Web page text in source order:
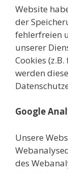
Website
der
fehlerfreien
unserer
Cookies
werden
Google
Unsere
des